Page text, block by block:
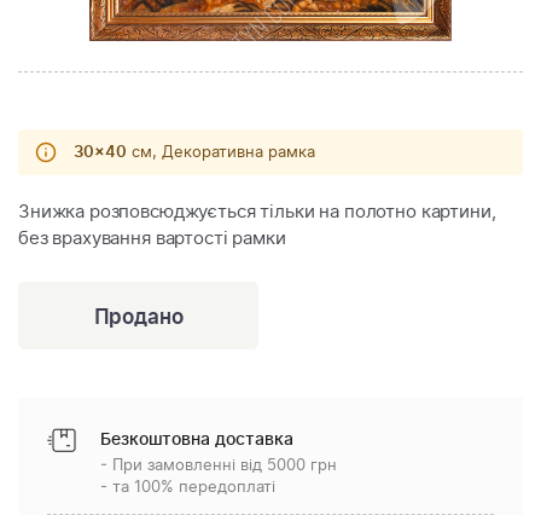
30x40 см, Декоративна рамка
Знижка розповсюджується тільки на полотно картини,
без врахування вартості рамки
Безкоштовна доставка
- При замовленні від 5000 грн
- та 100% передоплаті